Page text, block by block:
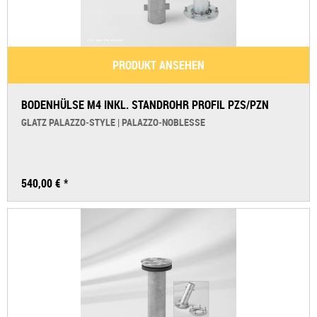
PRODUKT ANSEHEN
BODENHÜLSE M4 INKL. STANDROHR PROFIL PZS/PZN
GLATZ PALAZZO‑STYLE | PALAZZO‑NOBLESSE
540,00 € *